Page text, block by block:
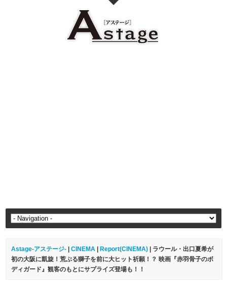
Astage-アステージ- |CINEMA Report(CINEMA) | ラウール・出口夏希が
初の大阪に凱旋！荒ぶる獅子を前に大ヒット祈願！？ 映画『赤羽骨子のボ
ディガード』観客のもとにサプライズ登場も！！